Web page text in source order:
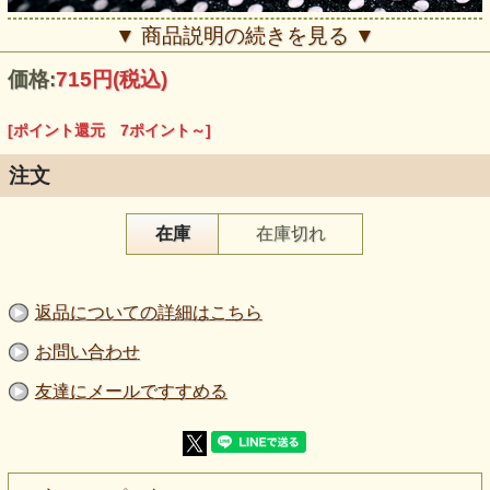
【商品名】スパンコール風ニット（小玉） 黒
【販売単位】５０ｃｍ単位になります 【生地の厚さ】やや
【生地の伸び】タテヨコに伸びます
【ボタンの大きさ】柄の大きさを比較するボタンの直径は２
ｃｍです。
【ご注意下さい】お洗濯はできません。ドライ、手洗いとも
【当店の販売方法について】
・一部お取り寄せ商品がある事から５日後からのご指定可能
となっておりますが、即出荷をご希望の方はお時間のご指定
▼ 商品説明の続きを見る ▼
価格:715円(税込)
[ポイント還元 7ポイント～]
注文
在庫 在庫切れ
返品についての詳細はこちら
お問い合わせ
友達にメールですすめる